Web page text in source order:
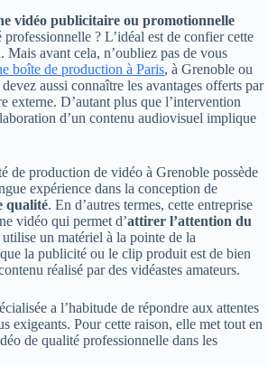
vidéo publicitaire ou promotionnelle
professionnelle ? L’idéal est de confier cette
Mais avant cela, n’oubliez pas de vous
boîte de production à Paris, à Grenoble ou
aussi connaître les avantages offerts par
externe. D’autant plus que l’intervention
d’un contenu audiovisuel implique
de production de vidéo à Grenoble possède
expérience dans la conception de
qualité. En d’autres termes, cette entreprise
vidéo qui permet d’attirer l’attention du
un matériel à la pointe de la
la publicité ou le clip produit est de bien
réalisé par des vidéastes amateurs.
a l’habitude de répondre aux attentes
exigeants. Pour cette raison, elle met tout en
de qualité professionnelle dans les